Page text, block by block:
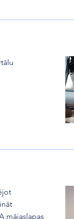
mājaslapas